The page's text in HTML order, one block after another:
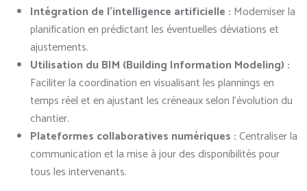
Intégration de l’intelligence artificielle : Moderniser la
planification en prédictant les éventuelles déviations et
ajustements.
Utilisation du BIM (Building Information Modeling) :
Faciliter la coordination en visualisant les plannings en
temps réel et en ajustant les créneaux selon l’évolution du
chantier.
Plateformes collaboratives numériques :Centraliser la
communication et la mise à jour des disponibilités pour
tous les intervenants.